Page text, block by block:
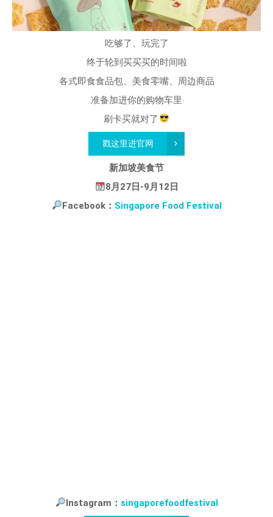
吃够了、玩完了
终于轮到买买买的时间啦
各式即食食品包、美食零嘴、周边商品
准备加进你的购物车里
刷卡买就对了
戳这里进官网
新加坡美食节
8月27日-9月12日
Facebook： Singapore Food Festival
Instagram： singaporefoodfestival